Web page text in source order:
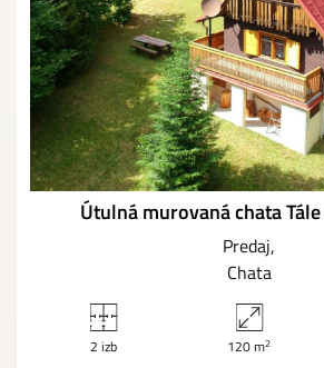
Útulná murovaná chata
Predaj
Chata
2 izb 120 m2